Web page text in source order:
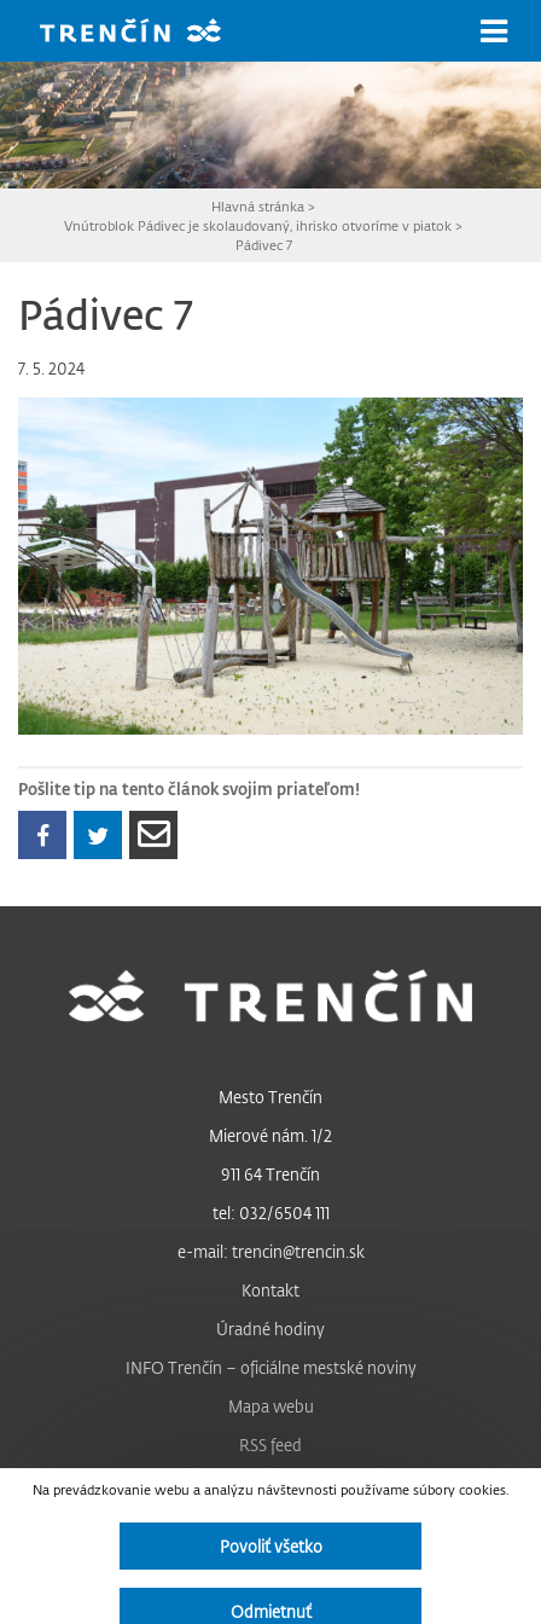
Hlavná stránka >
Vnútroblok Pádivec je skolaudovaný, ihrisko otvoríme v piatok >
Pádivec 7
Pádivec 7
7. 5. 2024
Pošlite tip na tento článok svojim priateľom!
Na prevádzkovanie webu a analýzu návštevnosti používame súbory cookies.
Povoliť všetko
Odmietnuť
Mesto Trenčín
Mierové nám. 1/2
911 64 Trenčín
tel: 032/6504 111
e-mail: trencin@trencin.sk
Kontakt
Úradné hodiny
INFO Trenčín – oficiálne mestské noviny
Mapa webu
RSS feed
Nastavenie cookies
Facebook
Instagram